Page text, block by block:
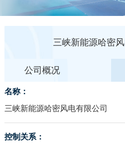
三峡新能源哈密
公司概况
名称：
三峡新能源哈密风电有限公司
控制关系：